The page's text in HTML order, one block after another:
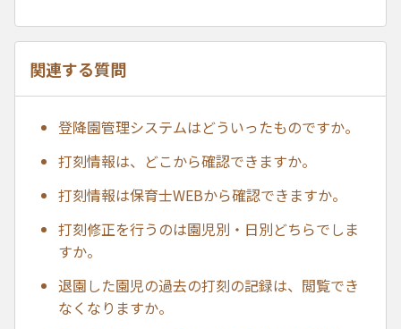
関連する質問
登降園管理システムはどういったものですか。
打刻情報は、どこから確認できますか。
打刻情報は保育士WEBから確認できますか。
打刻修正を行うのは園児別・日別どちらでしま
すか。
退園した園児の過去の打刻の記録は、閲覧でき
なくなりますか。